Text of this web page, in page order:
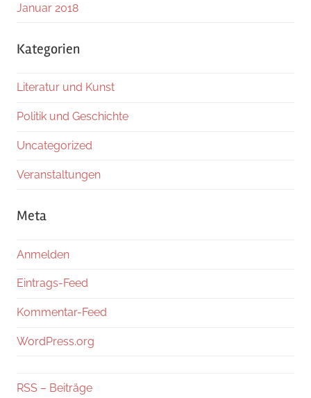
Januar 2018
Kategorien
Literatur und Kunst
Politik und Geschichte
Uncategorized
Veranstaltungen
Meta
Anmelden
Eintrags-Feed
Kommentar-Feed
WordPress.org
RSS – Beiträge